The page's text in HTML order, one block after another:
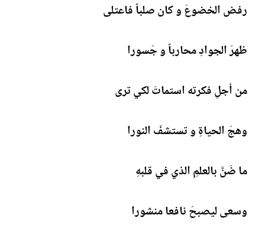
رفض الخضوعَ و كان صلباً فاعتلى
ظهرَ الجوادِ محارباً و جَسورا
من أجلِ فكرته استماتَ لكي ترى
وهجَ الحياةِ و تستشفَ النورا
ما ضَنَّ بالعلمِ الذي في قلبهِ
وسعى ليصبحَ نافعا منشورا